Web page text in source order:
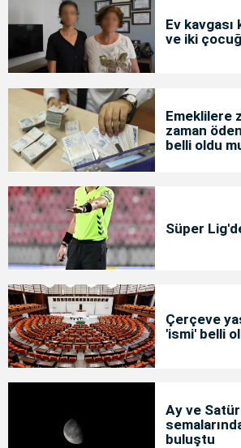
Ev kavgası
ve iki
Emeklilere
zaman
belli oldu
Süper
Çerçeve
'ismi' belli
Ay ve
buluştu